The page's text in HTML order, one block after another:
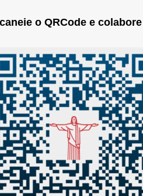
o QRCode e colabore